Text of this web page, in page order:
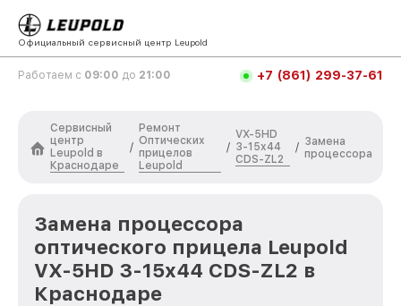
Официальный сервисный центр Leupold
Работаем с 09:00 до 21:00 +7 (861) 299-37-61
Сервисный
центр
Leupold в
Краснодаре
/
Ремонт
Оптических
прицелов
Leupold
/
VX-5HD
3-15x44
CDS-ZL2
/ Замена
процессора
Замена процессора
оптического прицела Leupold
VX-5HD 3-15x44 CDS-ZL2 в
Краснодаре